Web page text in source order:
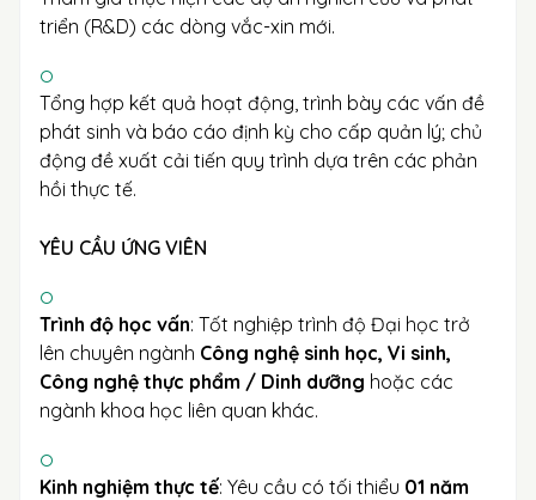
triển (R&D) các dòng vắc-xin mới.
Tổng hợp kết quả hoạt động, trình bày các vấn đề
phát sinh và báo cáo định kỳ cho cấp quản lý; chủ
động đề xuất cải tiến quy trình dựa trên các phản
hồi thực tế.
YÊU CẦU ỨNG VIÊN
Trình độ học vấn: Tốt nghiệp trình độ Đại học trở
lên chuyên ngành Công nghệ sinh học, Vi sinh,
Công nghệ thực phẩm / Dinh dưỡng hoặc các
ngành khoa học liên quan khác.
Kinh nghiệm thực tế: Yêu cầu có tối thiểu 01 năm